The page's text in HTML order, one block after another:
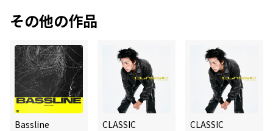
その他の作品
Bassline
CLASSIC
CLASSIC